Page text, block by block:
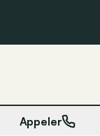
Appeler